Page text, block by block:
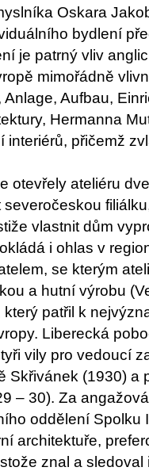
Oskara
bydlení
je patrný vliv
mimořádně
Aufbau,
Hermanna
interiérů, přičemž
otevřely ateliéru
vlastnit dům
i ohlas v
se kterým
a hutní výrobu
patřil k
Liberecká
vily pro vedoucí
Skřivánek (1930) a
– 30). Za
oddělení Spolku
architektuře,
znal a